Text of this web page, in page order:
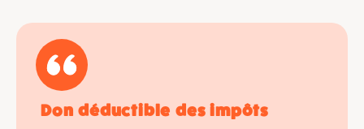
Don déductible des impôts